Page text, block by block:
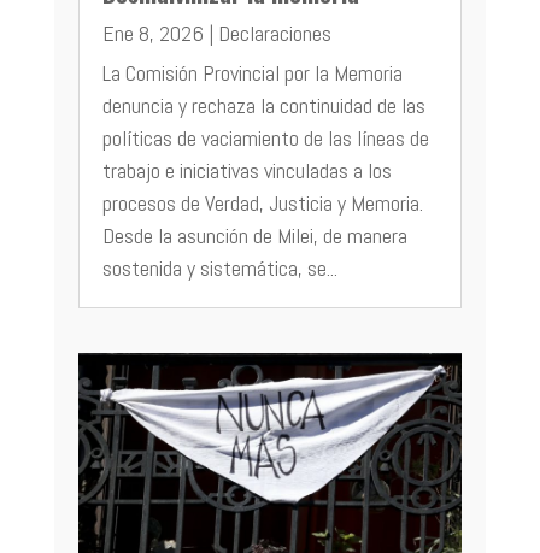
Ene 8, 2026 | Declaraciones
La Comisión Provincial por la Memoria
denuncia y rechaza la continuidad de las
políticas de vaciamiento de las líneas de
trabajo e iniciativas vinculadas a los
procesos de Verdad, Justicia y Memoria.
Desde la asunción de Milei, de manera
sostenida y sistemática, se...